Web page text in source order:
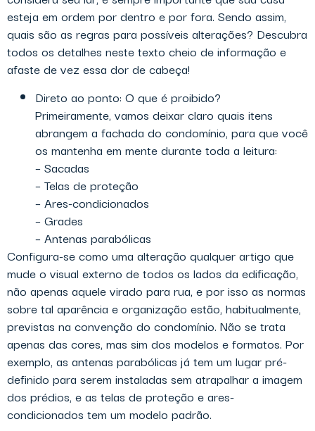
esteja em ordem por dentro e por fora. Sendo assim,
quais são as regras para possíveis alterações? Descubra
todos os detalhes neste texto cheio de informação e
afaste de vez essa dor de cabeça!
Direto ao ponto: O que é proibido?
Primeiramente, vamos deixar claro quais itens
abrangem a fachada do condomínio, para que você
os mantenha em mente durante toda a leitura:
– Sacadas
– Telas de proteção
– Ares-condicionados
– Grades
– Antenas parabólicas
Configura-se como uma alteração qualquer artigo que
mude o visual externo de todos os lados da edificação,
não apenas aquele virado para rua, e por isso as normas
sobre tal aparência e organização estão, habitualmente,
previstas na convenção do condomínio. Não se trata
apenas das cores, mas sim dos modelos e formatos. Por
exemplo, as antenas parabólicas já tem um lugar pré-
definido para serem instaladas sem atrapalhar a imagem
dos prédios, e as telas de proteção e ares-
condicionados tem um modelo padrão.